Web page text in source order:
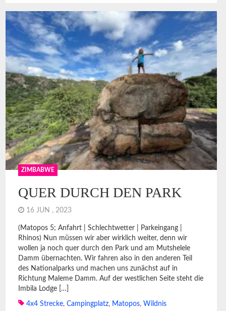
ZIMBABWE
QUER DURCH DEN PARK
16 JUN , 2023
(Matopos 5; Anfahrt | Schlechtwetter | Parkeingang |
Rhinos) Nun müssen wir aber wirklich weiter, denn wir
wollen ja noch quer durch den Park und am Mutshelele
Damm übernachten. Wir fahren also in den anderen Teil
des Nationalparks und machen uns zunächst auf in
Richtung Maleme Damm. Auf der westlichen Seite steht die
Imbila Lodge […]
4x4 Strecke, Campingplatz, Matopos, Wildnis